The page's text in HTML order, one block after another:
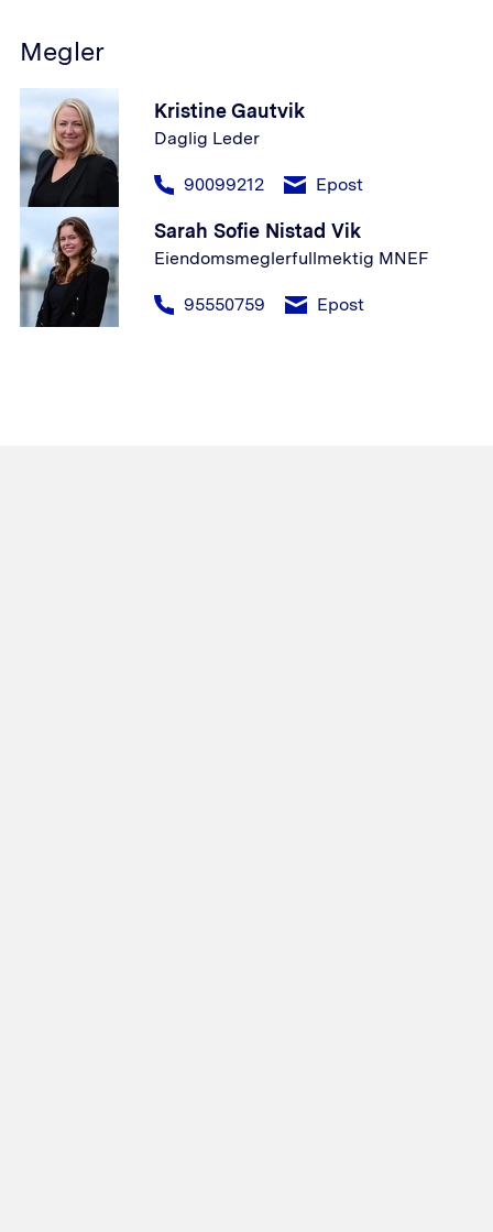
Megler
Kristine Gautvik
Daglig Leder
90099212 Epost
Sarah Sofie Nistad Vik
Eiendomsmeglerfullmektig MNEF
95550759 Epost